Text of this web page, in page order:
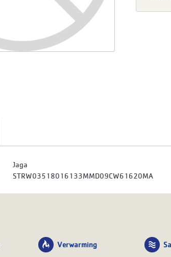
Jaga
STRW03518016133MMD09CW61620MA
Verwarming